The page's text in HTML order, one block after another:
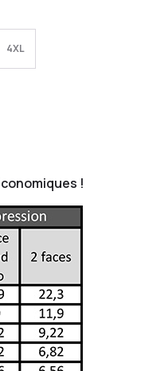
4XL
!